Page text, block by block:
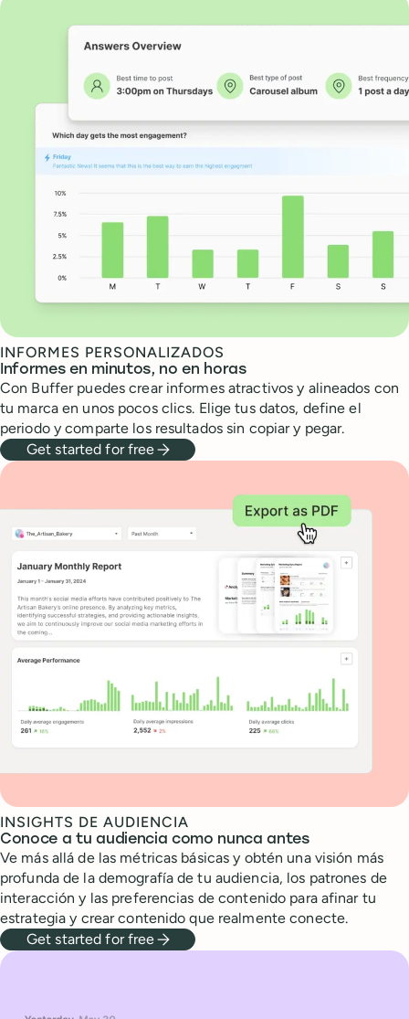
INFORMES PERSONALIZADOS
Informes en minutos, no en horas
Con Buffer puedes crear informes atractivos y alineados con
tu marca en unos pocos clics. Elige tus datos, define el
periodo y comparte los resultados sin copiar y pegar.
Get started for free
INSIGHTS DE AUDIENCIA
Conoce a tu audiencia como nunca antes
Ve más allá de las métricas básicas y obtén una visión más
profunda de la demografía de tu audiencia, los patrones de
interacción y las preferencias de contenido para afinar tu
estrategia y crear contenido que realmente conecte.
Get started for free